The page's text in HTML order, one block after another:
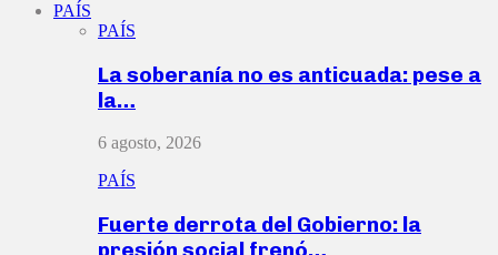
PAÍS
PAÍS
La soberanía no es anticuada: pese a
la…
6 agosto, 2026
PAÍS
Fuerte derrota del Gobierno: la